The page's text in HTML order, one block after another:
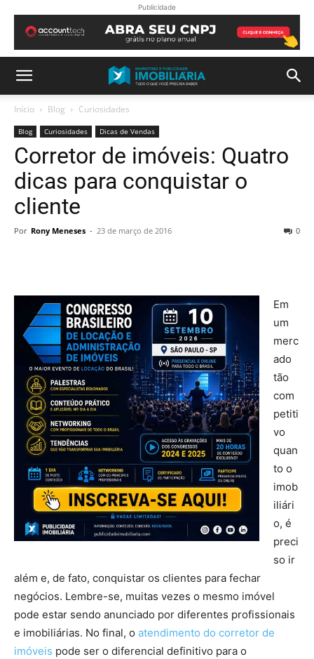
Publicidade
Início Blog Curiosidades
Blog Curiosidades Dicas de Vendas
Corretor de imóveis: Quatro
dicas para conquistar o
cliente
Por Rony Meneses - 23 de março de 2016 0
Em
um
merc
ado
tão
com
petiti
vo
quan
to o
imob
iliári
o, é
preci
so ir
além e, de fato, conquistar os clientes para fechar
negócios. Lembre-se, muitas vezes o mesmo imóvel
pode estar sendo anunciado por diferentes profissionais
e imobiliárias. No final, o atendimento do corretor de
imóveis pode ser o diferencial definitivo para o